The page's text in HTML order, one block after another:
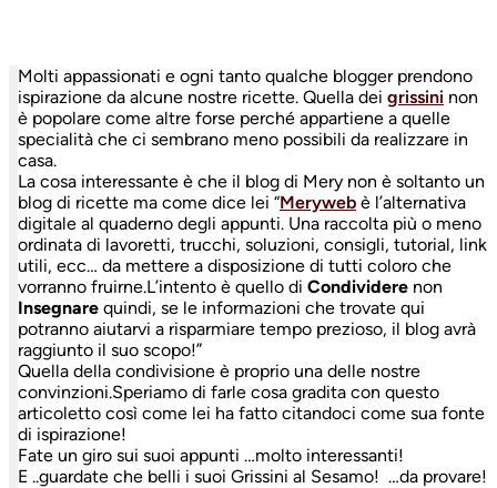
Molti appassionati e ogni tanto qualche blogger prendono
ispirazione da alcune nostre ricette. Quella dei grissini non
è popolare come altre forse perché appartiene a quelle
specialità che ci sembrano meno possibili da realizzare in
casa.
La cosa interessante è che il blog di Mery non è soltanto un
blog di ricette ma come dice lei “Meryweb è l’alternativa
digitale al quaderno degli appunti. Una raccolta più o meno
ordinata di lavoretti, trucchi, soluzioni, consigli, tutorial, link
utili, ecc… da mettere a disposizione di tutti coloro che
vorranno fruirne.L’intento è quello di Condividere non
Insegnare quindi, se le informazioni che trovate qui
potranno aiutarvi a risparmiare tempo prezioso, il blog avrà
raggiunto il suo scopo!”
Quella della condivisione è proprio una delle nostre
convinzioni.Speriamo di farle cosa gradita con questo
articoletto così come lei ha fatto citandoci come sua fonte
di ispirazione!
Fate un giro sui suoi appunti …molto interessanti!
E ..guardate che belli i suoi Grissini al Sesamo! …da provare!